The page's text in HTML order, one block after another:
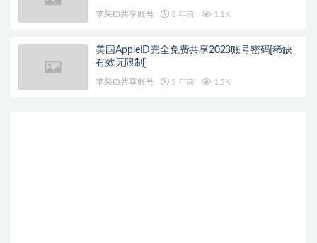
苹果ID共享账号 3 年前 1.1K
美国AppleID完全免费共享2023账号密码[稀缺
有效无限制]
苹果ID共享账号 3 年前 1.5K